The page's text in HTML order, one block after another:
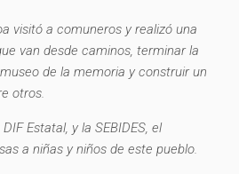
visitó a comuneros y realizó una
van desde caminos, terminar la
de la memoria y construir un
otros.
Estatal, y la SEBIDES, el
a niñas y niños de este pueblo.